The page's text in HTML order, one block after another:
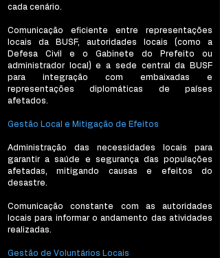
cada cenário.
Comunicação eficiente entre representações
locais da BUSF, autoridades locais (como a
Defesa Civil e o Gabinete do Prefeito ou
administrador local) e a sede central da BUSF
para integração com embaixadas e
representações diplomáticas de países
afetados.
Gestão Local e Mitigação de Efeitos
Administração das necessidades locais para
garantir a saúde e segurança das populações
afetadas, mitigando causas e efeitos do
desastre.
Comunicação constante com as autoridades
locais para informar o andamento das atividades
realizadas.
Gestão de Voluntários Locais